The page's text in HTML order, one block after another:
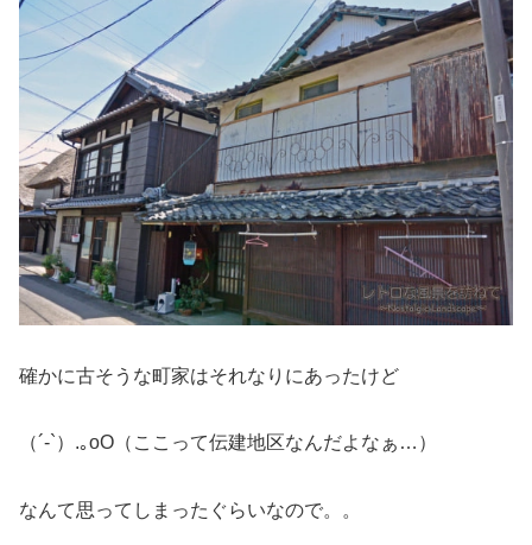
確かに古そうな町家はそれなりにあったけど
（´-`）.｡oO（ここって伝建地区なんだよなぁ…）
なんて思ってしまったぐらいなので。。